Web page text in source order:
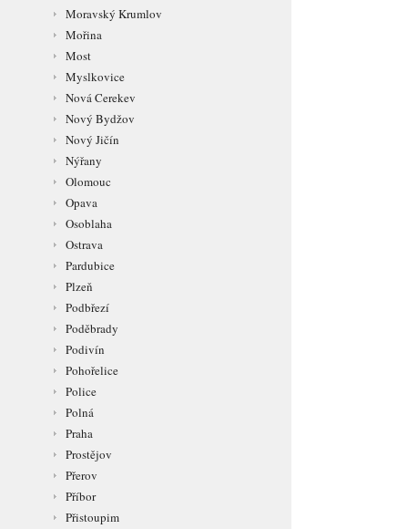
Moravský Krumlov
Mořina
Most
Myslkovice
Nová Cerekev
Nový Bydžov
Nový Jičín
Nýřany
Olomouc
Opava
Osoblaha
Ostrava
Pardubice
Plzeň
Podbřezí
Poděbrady
Podivín
Pohořelice
Police
Polná
Praha
Prostějov
Přerov
Příbor
Přistoupim